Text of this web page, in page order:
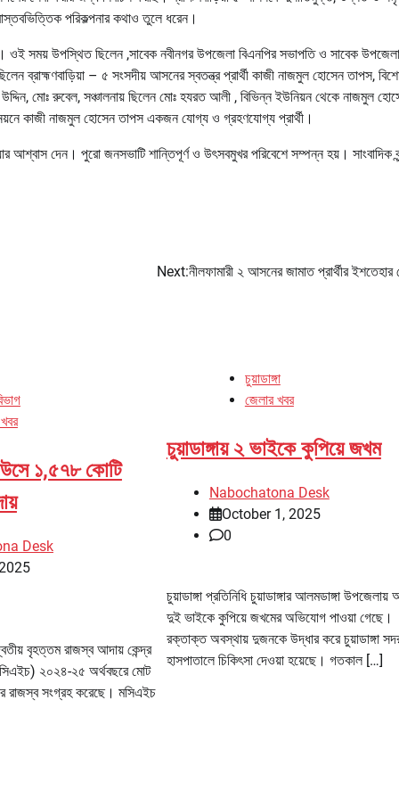
পরিকল্পনার কথাও তুলে ধরেন।
ওই সময় উপস্থিত ছিলেন ,সাবেক নবীনগর উপজেলা বিএনপির সভাপতি ও সাবেক উপজেলা
ব্রাহ্মণবাড়িয়া – ৫ সংসদীয় আসনের স্বতন্ত্র প্রার্থী কাজী নাজমুল হোসেন তাপস,
উদ্দিন, মোঃ রুবেল, সঞ্চালনায় ছিলেন মোঃ হযরত আলী , বিভিন্ন ইউনিয়ন থেকে নাজমুল
কাজী নাজমুল হোসেন তাপস একজন যোগ্য ও গ্রহণযোগ্য প্রার্থী।
দেন। পুরো জনসভাটি শান্তিপূর্ণ ও উৎসবমুখর পরিবেশে সম্পন্ন হয়। সাংবাদিক
Next:নীলফামারী ২ আসনের জামাত প্রার্থীর ইশতেহার
১,৫৭৮ কোটি
Desk
বৃহত্তম রাজস্ব আদায় কেন্দ্র
২০২৪-২৫ অর্থবছরে মোট
রাজস্ব সংগ্রহ করেছে। মসিএইচ
চুয়াডাঙ্গা
জেলার খবর
চুয়াডাঙ্গায় ২ ভাইকে কুপিয়ে জখম
Nabochatona Desk
October 1, 2025
0
চুয়াডাঙ্গা প্রতিনিধি চুয়াডাঙ্গার আলমডাঙ্গা
দুই ভাইকে কুপিয়ে জখমের অভিযোগ পাওয়া গেছে।
রক্তাক্ত অবস্থায় দুজনকে উদ্ধার করে চুয়াডাঙ্গা
হাসপাতালে চিকিৎসা দেওয়া হয়েছে। গতকাল […]